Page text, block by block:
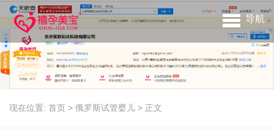
导航
现在位置: 首页 > 俄罗斯试管婴儿 > 正文